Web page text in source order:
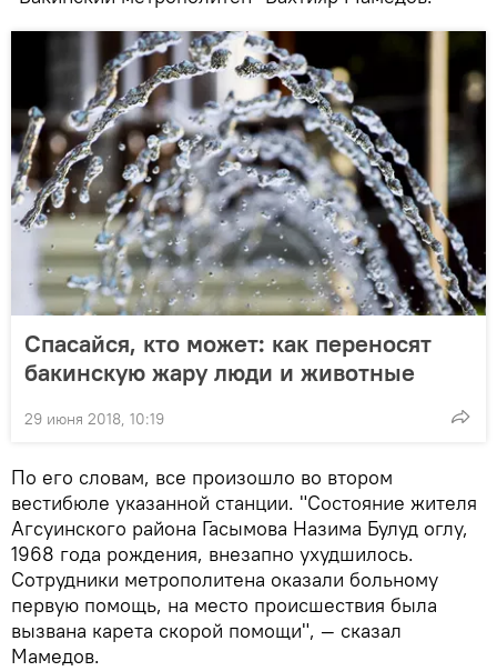
Спасайся, кто может: как переносят
бакинскую жару люди и животные
29 июня 2018, 10:19
По его словам, все произошло во втором
вестибюле указанной станции. "Состояние жителя
Агсуинского района Гасымова Назима Булуд оглу,
1968 года рождения, внезапно ухудшилось.
Сотрудники метрополитена оказали больному
первую помощь, на место происшествия была
вызвана карета скорой помощи", — сказал
Мамедов.